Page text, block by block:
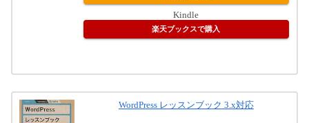
Kindle
楽天ブックスで購入
WordPress レッスンブック 3.x対応